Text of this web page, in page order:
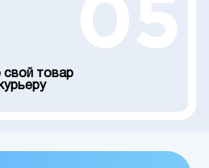
свой товар